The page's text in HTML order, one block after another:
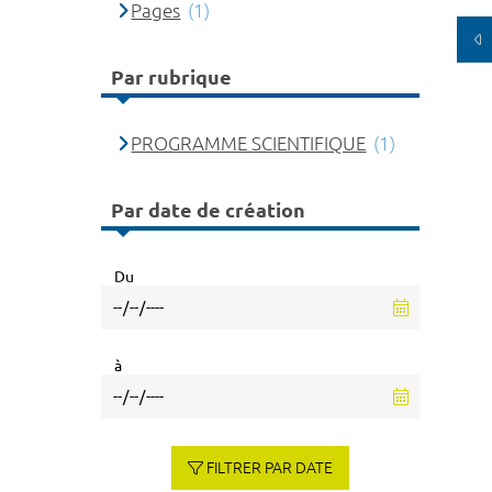
Pages (1)
Par rubrique
PROGRAMME SCIENTIFIQUE (1)
Par date de création
Du
à
FILTRER PAR DATE